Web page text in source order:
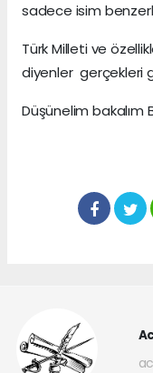
sadece isim
Türk Milleti ve
diyenler gerçekleri
Düşünelim bakalım